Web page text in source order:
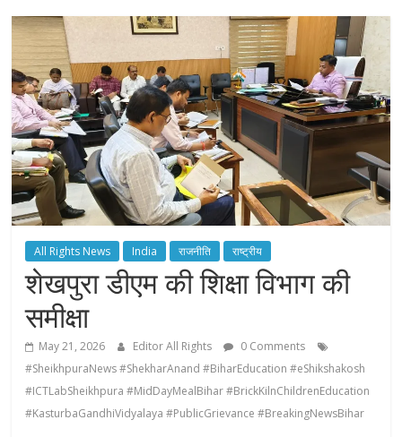
All Rights News India राजनीति राष्ट्रीय
शेखपुरा डीएम की शिक्षा विभाग की
समीक्षा
May 21, 2026 Editor All Rights
0 Comments
#SheikhpuraNews #ShekharAnand #BiharEducation #eShikshakosh
#ICTLabSheikhpura #MidDayMealBihar #BrickKilnChildrenEducation
#KasturbaGandhiVidyalaya #PublicGrievance #BreakingNewsBihar